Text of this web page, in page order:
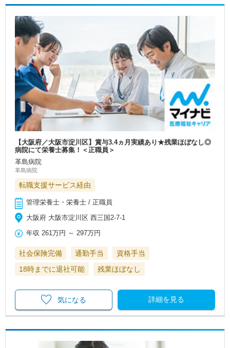
【大阪府／大阪市淀川区】賞与3.4ヵ月実績あり★残業ほぼなし◎
病院にて栄養士募集！＜正職員＞
革島病院
革島病院
転職支援サービス経由
管理栄養士・栄養士 / 正職員
大阪府 大阪市淀川区 西三国2-7-1
年収 261万円 ～ 297万円
社会保険完備 通勤手当
資格手当
18時までに退社可能
残業ほぼなし
詳細を見る
気になる